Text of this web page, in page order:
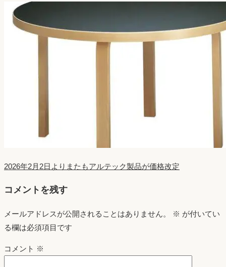
2026年2月2日よりまたもアルテック製品が価格改定
コメントを残す
メールアドレスが公開されることはありません。 ※ が付いてい
る欄は必須項目です
コメント ※